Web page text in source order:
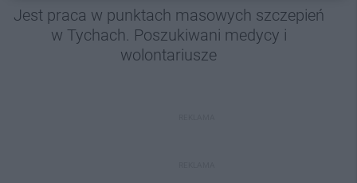
Jest praca w punktach masowych szczepień
w Tychach. Poszukiwani medycy i
wolontariusze